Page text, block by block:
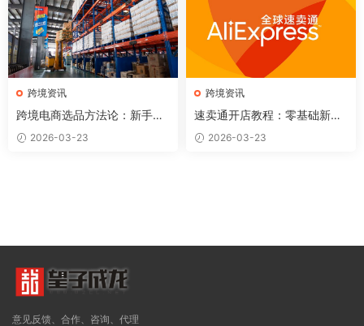
跨境资讯
跨境电商选品方法论：新手如
何找到第一个赚钱的产品？
2026-03-23
跨境资讯
速卖通开店教程：零基础新手
如何从0到1做速卖通（2026
完整版）
2026-03-23
意见反馈、合作、咨询、代理